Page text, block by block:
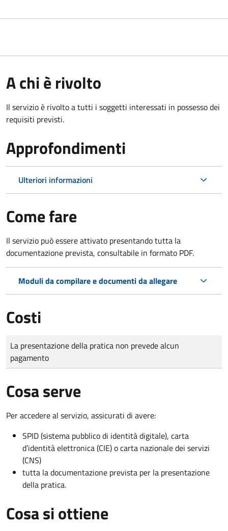
A chi è rivolto
Il servizio è rivolto a tutti i soggetti interessati in possesso dei
requisiti previsti.
Approfondimenti
Ulteriori informazioni
Come fare
Il servizio può essere attivato presentando tutta la
documentazione prevista, consultabile in formato PDF.
Moduli da compilare e documenti da allegare
Costi
Tipo di pagamento
Importo
La presentazione della pratica non prevede alcun
pagamento
Cosa serve
Per accedere al servizio, assicurati di avere:
SPID (sistema pubblico di identità digitale), carta
d’identità elettronica (CIE) o carta nazionale dei servizi
(CNS)
tutta la documentazione prevista per la presentazione
della pratica.
Cosa si ottiene